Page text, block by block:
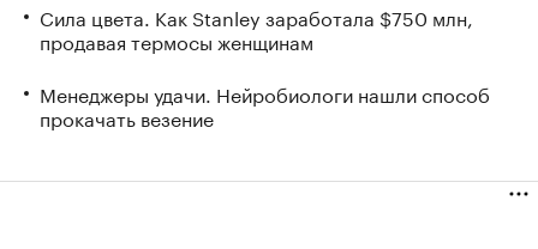
Сила цвета. Как Stanley заработала $750 млн,
продавая термосы женщинам
Менеджеры удачи. Нейробиологи нашли способ
прокачать везение